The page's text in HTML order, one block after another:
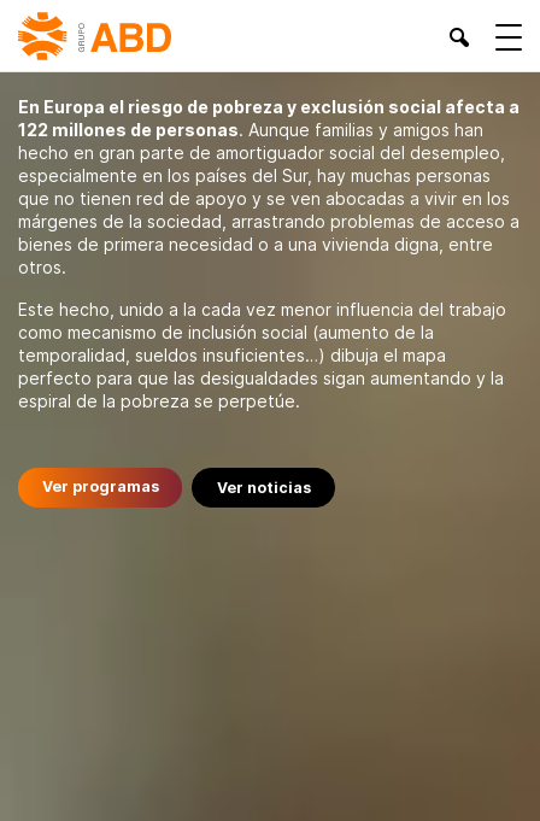
Desigualdad
En Europa el riesgo de pobreza y exclusión social afecta a
122 millones de personas. Aunque familias y amigos han
hecho en gran parte de amortiguador social del desempleo,
especialmente en los países del Sur, hay muchas personas
que no tienen red de apoyo y se ven abocadas a vivir en los
márgenes de la sociedad, arrastrando problemas de acceso a
bienes de primera necesidad o a una vivienda digna, entre
otros.
Este hecho, unido a la cada vez menor influencia del trabajo
como mecanismo de inclusión social (aumento de la
temporalidad, sueldos insuficientes…) dibuja el mapa
perfecto para que las desigualdades sigan aumentando y la
espiral de la pobreza se perpetúe.
Ver programas Ver noticias